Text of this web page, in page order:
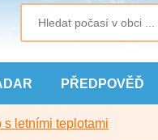
PŘEDPOVĚĎ
s letními teplotami